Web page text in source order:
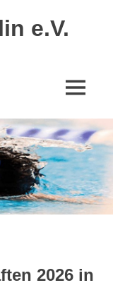
e.V.
2026 in